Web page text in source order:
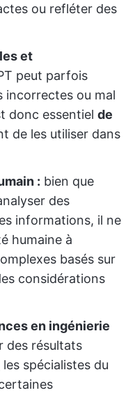
ou refléter des
et
peut parfois
incorrectes ou mal
donc essentiel de
de les utiliser dans
: bien que
des
informations, il ne
humaine à
basés sur
considérations
en ingénierie
des résultats
spécialistes du